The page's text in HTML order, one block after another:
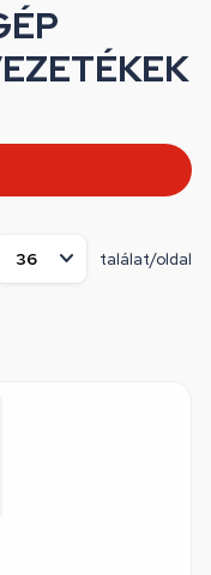
találat/oldal